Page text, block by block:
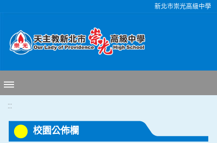
新北市崇光高級中學
:::
校園公佈欄